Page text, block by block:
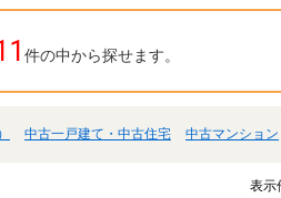
件の中から探せます。
中古一戸建て・中古住宅 中古マンション
表示